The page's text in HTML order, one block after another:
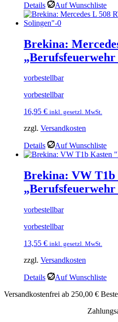
Details Auf Wunschliste
Brekina:
„Berufsfeuerwehr
vorbestellbar
vorbestellbar
16,95 € inkl. gesetzl. MwSt.
zzgl. Versandkosten
Details Auf Wunschliste
Brekina: VW T1b
„Berufsfeuerwehr
vorbestellbar
vorbestellbar
13,55 € inkl. gesetzl. MwSt.
zzgl. Versandkosten
Details
Auf Wunschliste
Versandkostenfrei ab 250,00 €